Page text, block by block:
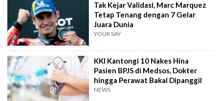
Tak Kejar Validasi, Marc Marquez
Tetap Tenang dengan 7 Gelar
Juara Dunia
YOUR SAY
KKI Kantongi 10 Nakes Hina
Pasien BPJS di Medsos, Dokter
hingga Perawat Bakal Dipanggil
NEWS